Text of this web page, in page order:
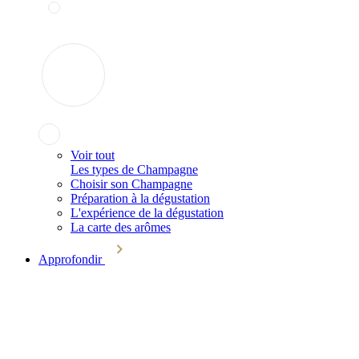
Voir tout
Les types de Champagne
Choisir son Champagne
Préparation à la dégustation
L'expérience de la dégustation
La carte des arômes
Approfondir